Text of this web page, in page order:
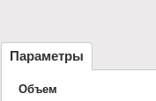
Параметры
Объем